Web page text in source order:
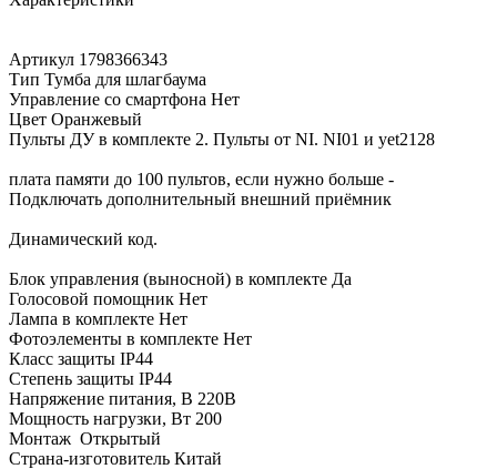
Артикул 1798366343
Тип Тумба для шлагбаума
Управление со смартфона Нет
Цвет Оранжевый
Пульты ДУ в комплекте 2. Пульты от NI. NI01 и yet2128
плата памяти до 100 пультов, если нужно больше -
Подключать дополнительный внешний приёмник
Динамический код.
Блок управления (выносной) в комплекте Да
Голосовой помощник Нет
Лампа в комплекте Нет
Фотоэлементы в комплекте Нет
Класс защиты IP44
Степень защиты IP44
Напряжение питания, В 220В
Мощность нагрузки, Вт 200
Монтаж Открытый
Страна-изготовитель Китай